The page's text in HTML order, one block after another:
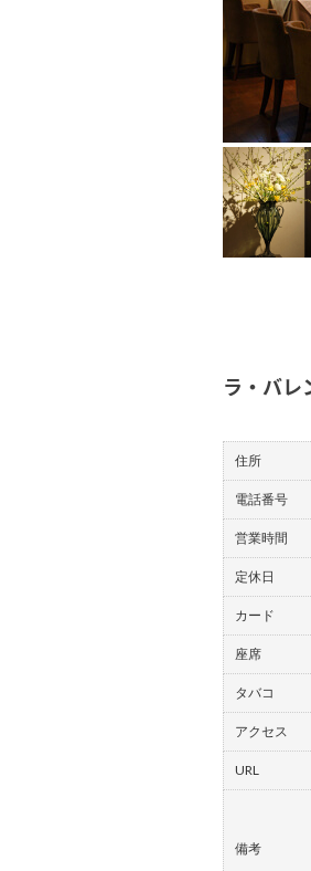
ラ・バ
住所
電話番号
営業時間
定休日
カード
座席
タバコ
アクセス
URL
備考